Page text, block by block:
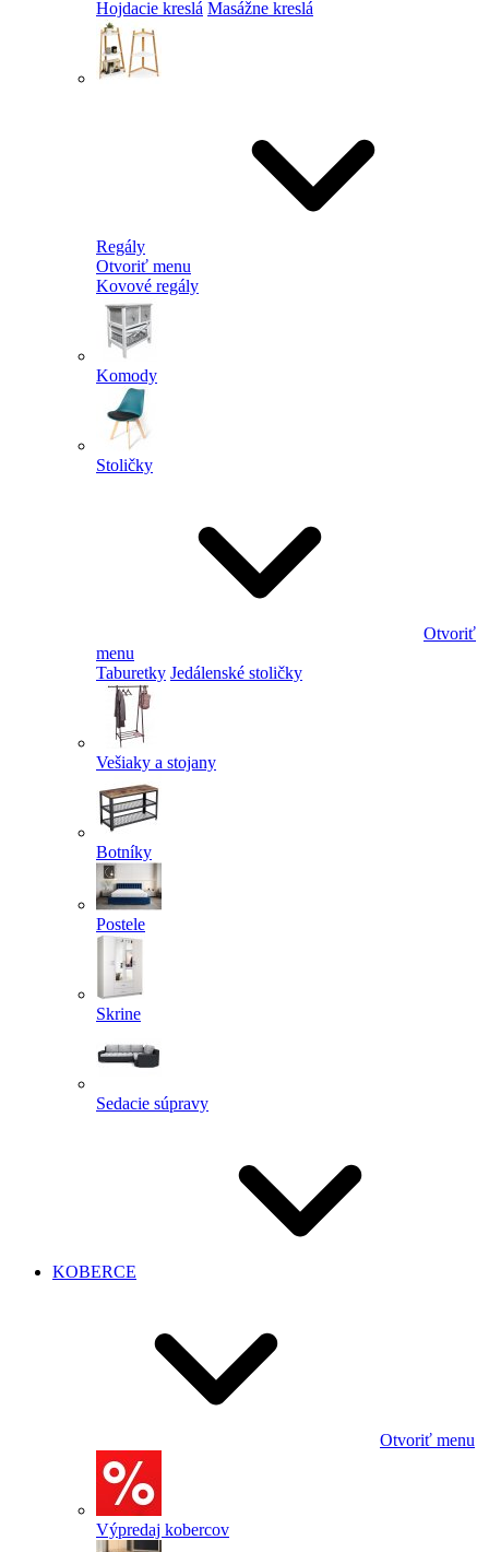
Hojdacie kreslá Masážne kreslá
Regály
Otvoriť menu
Kovové regály
Komody
Stoličky
Otvoriť
menu
Taburetky Jedálenské stoličky
Vešiaky a stojany
Botníky
Postele
Skrine
Sedacie súpravy
KOBERCE
Otvoriť menu
Výpredaj kobercov